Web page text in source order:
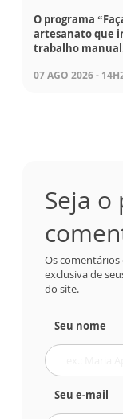
O programa
artesanato que
trabalho
07 AGO 2026 -
Seja
Os comentários
exclusiva de
do site.
Seu nome
Seu e-mail